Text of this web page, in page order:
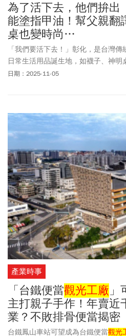
為了活下去，他們拚出
能塗指甲油！幫父親翻
桌也變時尚…
「我們要活下去！」彰化，是台灣
日常生活用品誕生地，如襪子、神
用的膠水。隨著全球製造業重組，中
日期：2025-11-05
產業時事
「台鐵便當觀光工廠
主打親子手作！年賣近
業？不敗排骨便當揭密
台鐵鳳山車站可望成為台鐵便當觀光